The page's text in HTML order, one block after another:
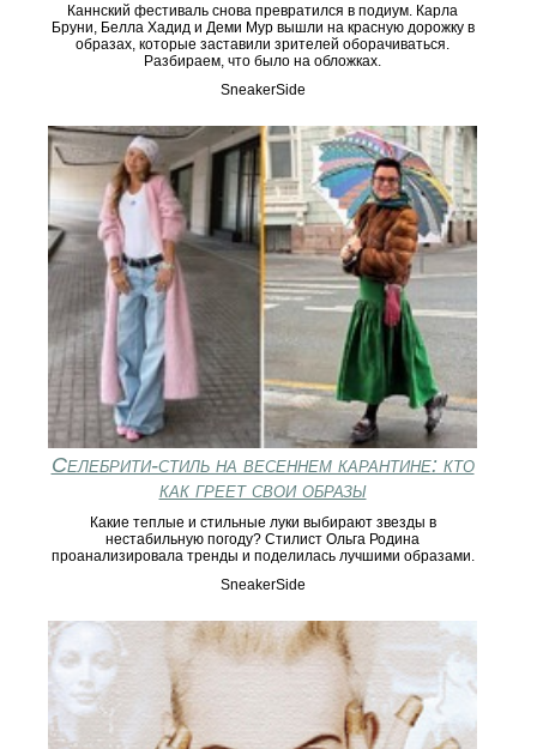
Каннский фестиваль снова превратился в подиум. Карла
Бруни, Белла Хадид и Деми Мур вышли на красную дорожку в
образах, которые заставили зрителей оборачиваться.
Разбираем, что было на обложках.
SneakerSide
Селебрити-стиль на весеннем карантине: кто
как греет свои образы
Какие теплые и стильные луки выбирают звезды в
нестабильную погоду? Стилист Ольга Родина
проанализировала тренды и поделилась лучшими образами.
SneakerSide